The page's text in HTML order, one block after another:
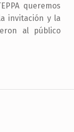
queremos
invitación y la
al público